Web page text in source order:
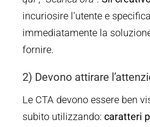
incuriosire l’utente e
immediatamente la
fornire.
2) Devono attirare
Le CTA devono essere ben
subito utilizzando: caratteri